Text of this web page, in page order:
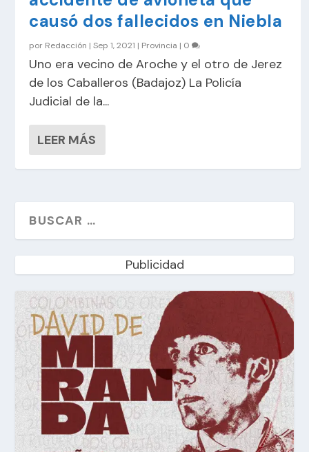
causó dos fallecidos en Niebla
por Redacción |Sep 1, 2021 | Provincia | 0
Uno era vecino de Aroche y el otro de Jerez
de los Caballeros (Badajoz) La Policía
Judicial de la...
LEER MÁS
Publicidad